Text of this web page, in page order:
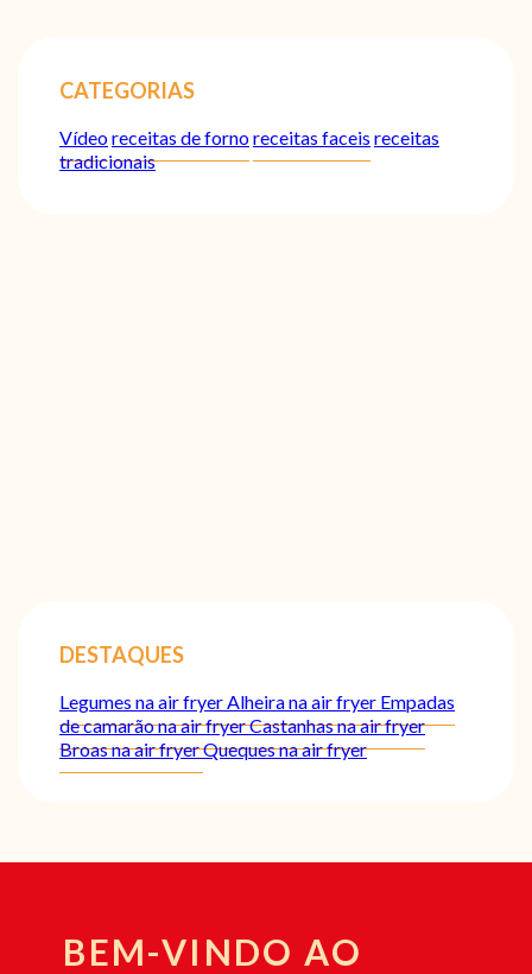
CATEGORIAS
Vídeoreceitas de fornoreceitas faceis receitas
tradicionais
DESTAQUES
Legumes na air fryer Alheira na air fryer Empadas
de camarão na air fryerCastanhas na air fryer
Broas na air fryerQueques na air fryer
BEM-VINDO AO